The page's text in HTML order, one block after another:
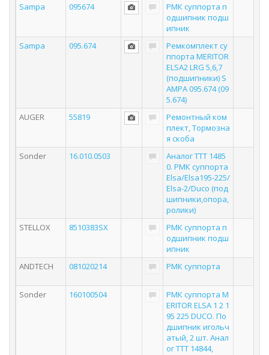
Sampa 095674
РМК суппорта п
одшипник подш
ипник
Sampa
095.674
Ремкомплект су
ппорта MERITOR
ELSA2 LRG 5,6,7
(подшипники) S
AMPA 095.674 (09
5.674)
AUGER
55819
Ремонтный ком
плект, Тормозна
я скоба
Sonder
16.010.0503
Аналог TTT 1485
0. РМК суппорта
Elsa/Elsa195-225/
Elsa-2/Duco (под
шипники,опора,
ролики)
STELLOX
8510383SX
РМК суппорта п
одшипник подш
ипник
ANDTECH
081020214 РМК суппорта
Sonder 160100504
РМК суппорта M
ERITOR ELSA 1 2 1
95 225 DUCO. По
дшипник игольч
атый, 2 шт. Анал
ог TTT 14844,